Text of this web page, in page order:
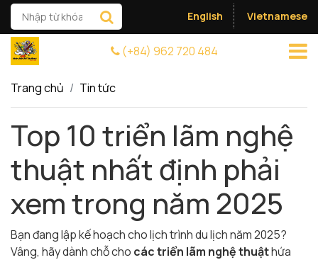
English Vietnamese
(+84) 962 720 484
Trang chủ Tin tức
Top 10 triển lãm nghệ
thuật nhất định phải
xem trong năm 2025
Bạn đang lập kế hoạch cho lịch trình du lịch năm 2025?
Vâng, hãy dành chỗ cho các triển lãm nghệ thuậthứa